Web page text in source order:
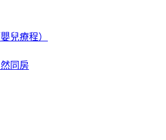
兒療程）
同房